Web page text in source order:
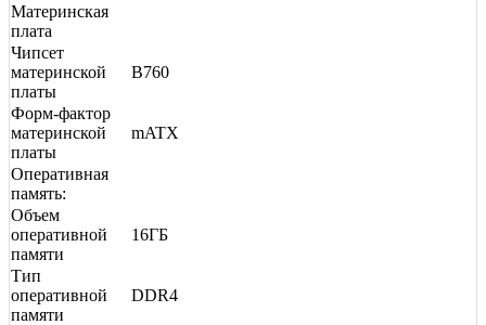
Материнская
плата
Чипсет
материнской
платы
B760
Форм-фактор
материнской
платы
mATX
Оперативная
память:
Объем
оперативной
памяти
16ГБ
Тип
оперативной
памяти
DDR4